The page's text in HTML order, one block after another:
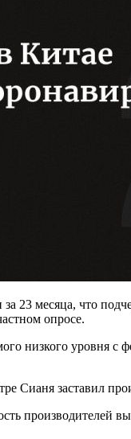
23 месяца, что
опросе.
низкого уровня с
Сианя заставил